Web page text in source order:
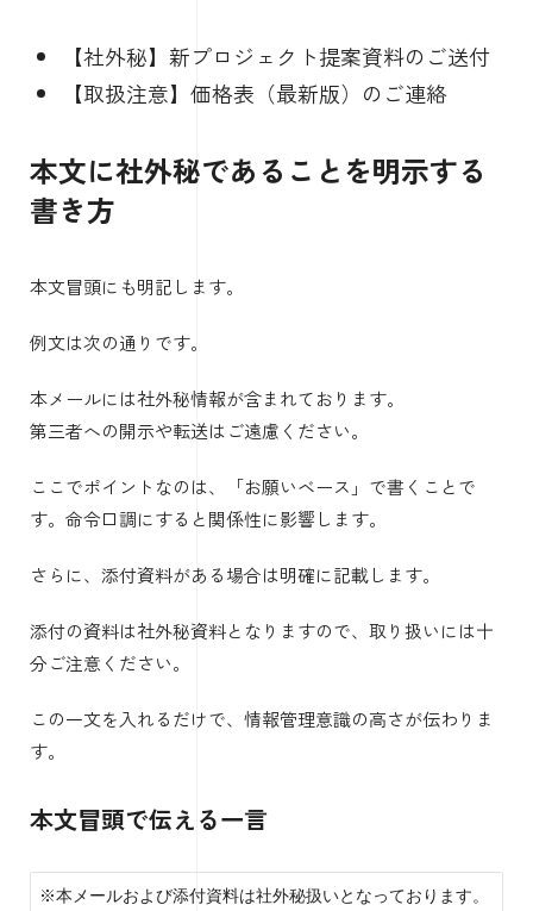
【社外秘】新プロジェクト提案資料のご送付
【取扱注意】価格表（最新版）のご連絡
本文に社外秘であることを明示する
書き方
本文冒頭にも明記します。
例文は次の通りです。
本メールには社外秘情報が含まれております。
第三者への開示や転送はご遠慮ください。
ここでポイントなのは、「お願いベース」で書くことで
す。命令口調にすると関係性に影響します。
さらに、添付資料がある場合は明確に記載します。
添付の資料は社外秘資料となりますので、取り扱いには十
分ご注意ください。
この一文を入れるだけで、情報管理意識の高さが伝わりま
す。
本文冒頭で伝える一言
※本メールおよび添付資料は社外秘扱いとなっております。